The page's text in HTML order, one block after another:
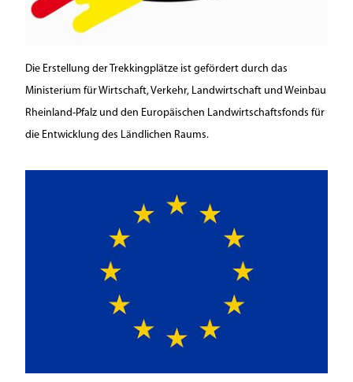
Die Erstellung der Trekkingplätze ist gefördert durch das
Ministerium für Wirtschaft, Verkehr, Landwirtschaft und Weinbau
Rheinland-Pfalz und den Europäischen Landwirtschaftsfonds für
die Entwicklung des Ländlichen Raums.